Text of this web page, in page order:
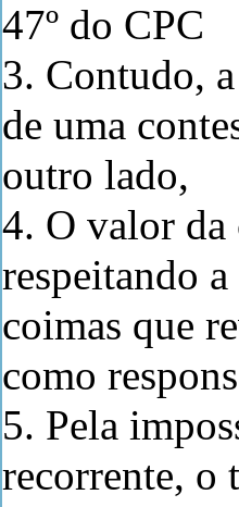
47º do CPC
3. Contudo,
de uma
outro lado,
4. O valor da
respeitando
coimas que
como
5. Pela
recorrente, o